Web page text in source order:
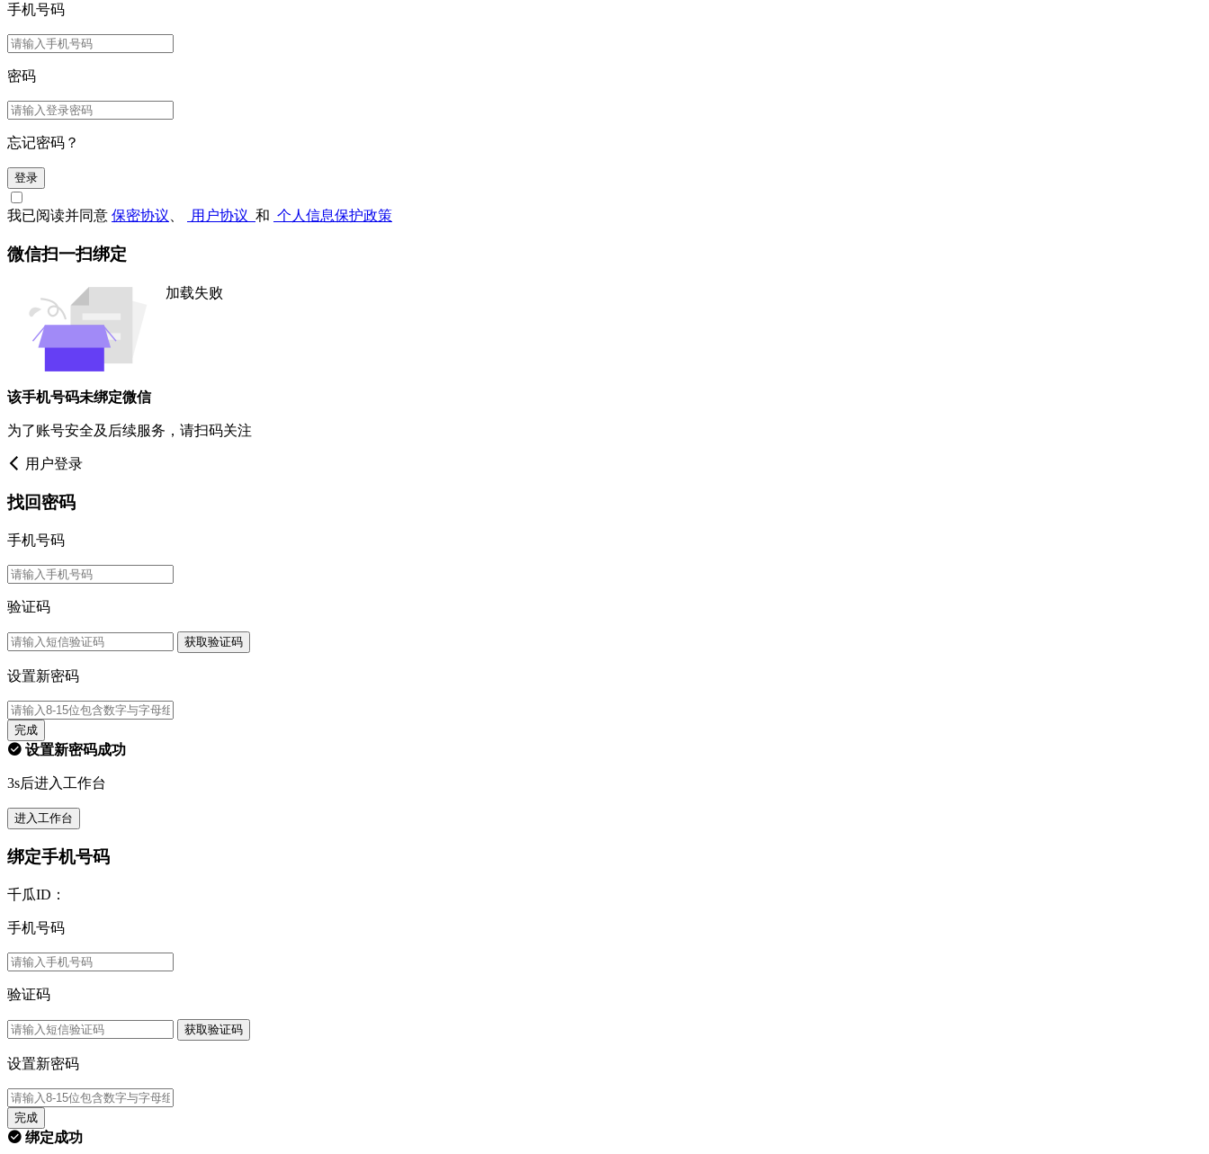
手机号码
密码
忘记密码？
登录
我已阅读并同意 保密协议 用户协议 和 个人信息保护政策
微信扫一扫绑定
加载失败
该手机号码未绑定微信
为了账号安全及后续服务，请扫码关注
用户登录
找回密码
手机号码
验证码
获取验证码
设置新密码
完成
设置新密码成功
3s后进入工作台
进入工作台
绑定手机号码
千瓜ID：
手机号码
验证码
获取验证码
设置新密码
完成
绑定成功